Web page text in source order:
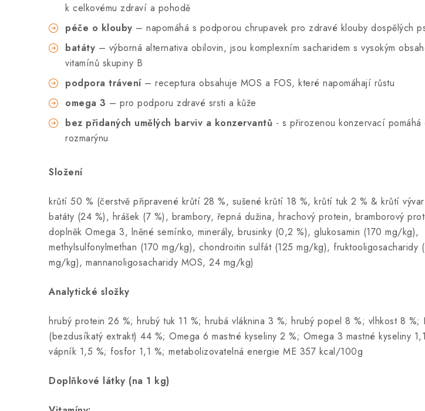
k celkovému zdraví a pohodě
péče o klouby – napomáhá s podporou chrupavek pro zdravé klouby dospělých
batáty – výborná alternativa obilovin, jsou komplexním sacharidem s vysokým
vitamínů skupiny B
podpora trávení– receptura obsahuje MOS a FOS, které napomáhají růstu
omega 3 – pro podporu zdravé srsti a kůže
bez přidaných umělých barviv a konzervantů - s přirozenou konzervací pomáhá
rozmarýnu
Složení
krůtí 50 % (čerstvě připravené krůtí 28 %, sušené krůtí 18 %, krůtí tuk 2 % & krůtí
batáty (24 %), hrášek (7 %), brambory, řepná dužina, hrachový protein, bramborový
doplněk Omega 3, lněné semínko, minerály, brusinky (0,2 %), glukosamin (170 mg/kg),
methylsulfonylmethan (170 mg/kg), chondroitin sulfát (125 mg/kg), fruktooligosacharidy
mg/kg), mannanoligosacharidy MOS, 24 mg/kg)
Analytické složky
hrubý protein 26 %; hrubý tuk 11 %; hrubá vláknina 3 %; hrubý popel 8 %; vlhkost 8 %;
(bezdusíkatý extrakt) 44 %; Omega 6 mastné kyseliny 2 %; Omega 3 mastné kyseliny
vápník 1,5 %; fosfor 1,1 %; metabolizovatelná energie ME 357 kcal/100g
Doplňkové látky (na 1 kg)